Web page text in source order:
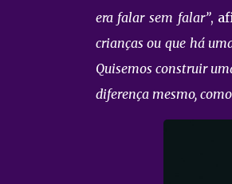
era falar sem falar”,
crianças ou que há
Quisemos construir
diferença mesmo,